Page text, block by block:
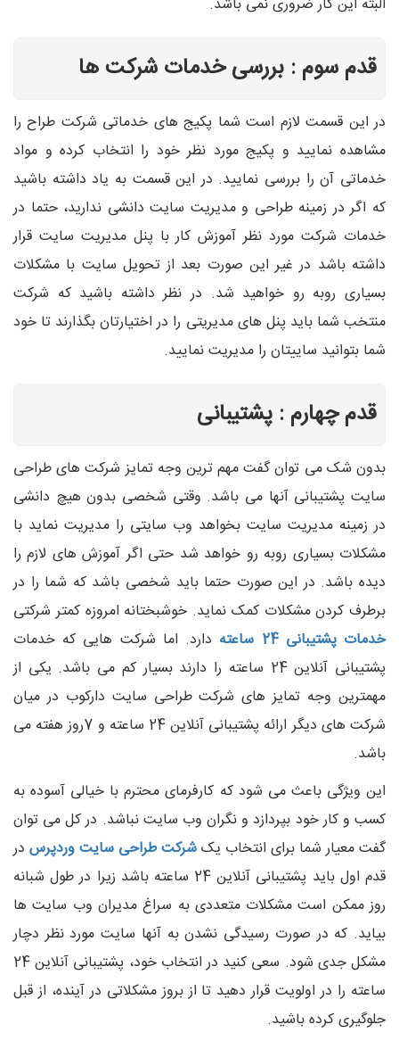
البته این کار ضروری نمی باشد.
قدم سوم : بررسی خدمات شرکت ها
در این قسمت لازم است شما پکیج های خدماتی شرکت طراح را
مشاهده نمایید و پکیج مورد نظر خود را انتخاب کرده و مواد
خدماتی آن را بررسی نمایید. در این قسمت به یاد داشته باشید
که اگر در زمینه طراحی و مدیریت سایت دانشی ندارید، حتما در
خدمات شرکت مورد نظر آموزش کار با پنل مدیریت سایت قرار
داشته باشد در غیر این صورت بعد از تحویل سایت با مشکلات
بسیاری روبه رو خواهید شد. در نظر داشته باشید که شرکت
منتخب شما باید پنل های مدیریتی را در اختیارتان بگذارند تا خود
شما بتوانید ساییتان را مدیریت نمایید.
قدم چهارم : پشتیبانی
بدون شک می توان گفت مهم ترین وجه تمایز شرکت های طراحی
سایت پشتیبانی آنها می باشد. وقتی شخصی بدون هیچ دانشی
در زمینه مدیریت سایت بخواهد وب سایتی را مدیریت نماید با
مشکلات بسیاری روبه رو خواهد شد حتی اگر آموزش های لازم را
دیده باشد. در این صورت حتما باید شخصی باشد که شما را در
برطرف کردن مشکلات کمک نماید. خوشبختانه امروزه کمتر شرکتی
خدمات پشتیبانی 24 ساعته
دارد. اما شرکت هایی که خدمات
پشتیبانی آنلاین 24 ساعته را دارند بسیار کم می باشد. یکی از
مهمترین وجه تمایز های شرکت طراحی سایت دارکوب در میان
شرکت های دیگر ارائه پشتیبانی آنلاین 24 ساعته و 7روز هفته می
باشد.
این ویژگی باعث می شود که کارفرمای محترم با خیالی آسوده به
کسب و کار خود بپردازد و نگران وب سایت نباشد. در کل می توان
گفت معیار شما برای انتخاب یکشرکت طراحی سایت وردپرس در
قدم اول باید پشتیبانی آنلاین 24 ساعته باشد زیرا در طول شبانه
روز ممکن است مشکلات متعددی به سراغ مدیران وب سایت ها
بیاید. که در صورت رسیدگی نشدن به آنها سایت مورد نظر دچار
مشکل جدی شود. سعی کنید در انتخاب خود، پشتیبانی آنلاین 24
ساعته را در اولویت قرار دهید تا از بروز مشکلاتی در آینده، از قبل
جلوگیری کرده باشید.